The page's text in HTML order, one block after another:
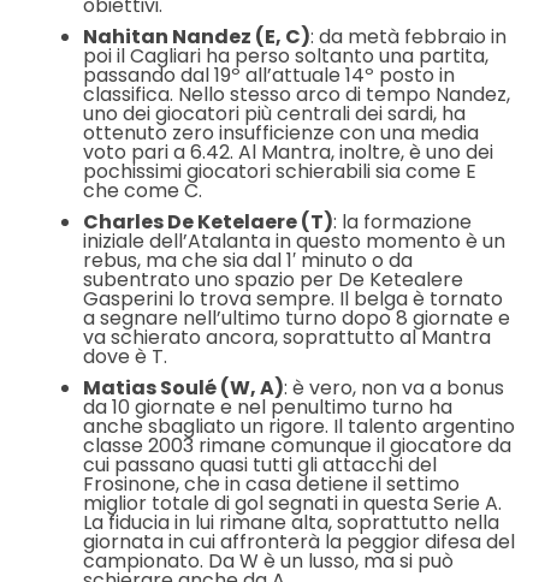
Nahitan Nandez (E, C): da metà febbraio in
poi il Cagliari ha perso soltanto una partita,
passando dal 19º all’attuale 14º posto in
classifica. Nello stesso arco di tempo Nandez,
uno dei giocatori più centrali dei sardi, ha
ottenuto zero insufficienze con una media
voto pari a 6.42. Al Mantra, inoltre, è uno dei
pochissimi giocatori schierabili sia come E
che come C.
Charles De Ketelaere (T): la formazione
iniziale dell’Atalanta in questo momento è un
rebus, ma che sia dal 1′ minuto o da
subentrato uno spazio per De Ketealere
Gasperini lo trova sempre. Il belga è tornato
a segnare nell’ultimo turno dopo 8 giornate e
va schierato ancora, soprattutto al Mantra
dove è T.
Matias Soulé (W, A): è vero, non va a bonus
da 10 giornate e nel penultimo turno ha
anche sbagliato un rigore. Il talento argentino
classe 2003 rimane comunque il giocatore da
cui passano quasi tutti gli attacchi del
Frosinone, che in casa detiene il settimo
miglior totale di gol segnati in questa Serie A.
La fiducia in lui rimane alta, soprattutto nella
giornata in cui affronterà la peggior difesa del
campionato. Da W è un lusso, ma si può